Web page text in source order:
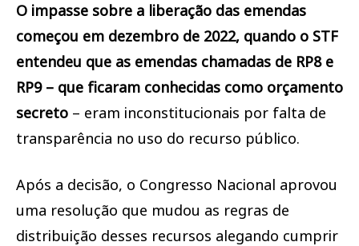
O impasse sobre a liberação das emendas
começou em dezembro de 2022, quando o STF
entendeu que as emendas chamadas de RP8 e
RP9 – que ficaram conhecidas como orçamento
secreto – eram inconstitucionais por falta de
transparência no uso do recurso público.
Após a decisão, o Congresso Nacional aprovou
uma resolução que mudou as regras de
distribuição desses recursos alegando cumprir